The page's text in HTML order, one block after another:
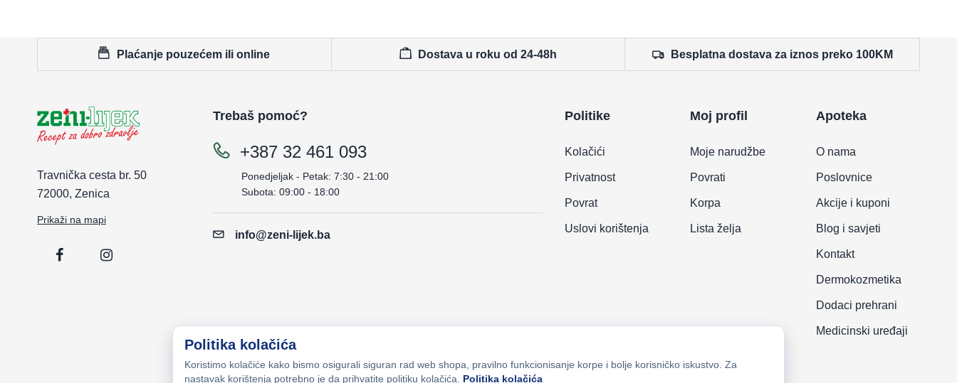
Plaćanje pouzećem ili online Dostava u roku od 24-48h Besplatna dostava za iznos preko 100KM
Travnička cesta br. 50
72000, Zenica
Prikaži na mapi
Trebaš pomoć?
+387 32 461 093
Ponedjeljak - Petak: 7:30 - 21:00
Subota: 09:00 - 18:00
info@zeni-lijek.ba
Politike
Kolačići
Privatnost
Povrat
Uslovi korištenja
Moj profil
Moje narudžbe
Povrati
Korpa
Lista želja
Apoteka
O nama
Poslovnice
Akcije i kuponi
Blog i savjeti
Kontakt
Dermokozmetika
Dodaci prehrani
Medicinski uređaji
Politika kolačića
Koristimo kolačiće kako bismo osigurali siguran rad web shopa, pravilno funkcionisanje korpe i bolje korisničko iskustvo. Za
nastavak korištenja potrebno je da prihvatite politiku kolačića. Politika kolačića